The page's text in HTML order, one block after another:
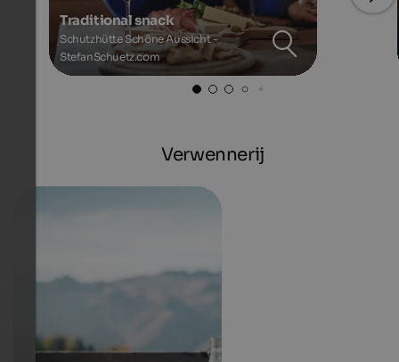
Traditional snack
Schutzhütte Schöne Aussicht -
StefanSchuetz.com
Verwennerij